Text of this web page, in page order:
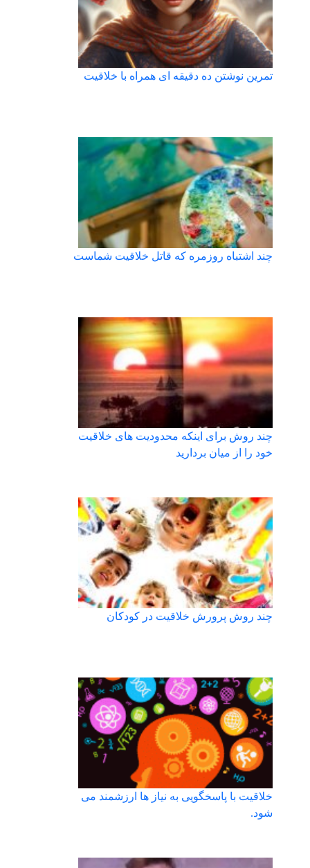
تمرین نوشتن ده دقیقه ای همراه با خلاقیت
چند اشتباه روزمره که قاتل خلاقیت شماست
چند روش برای اینکه محدودیت های خلاقیت
خود را از میان بردارید
چند روش پرورش خلاقیت در کودکان
خلاقیت با پاسخگویی به نیاز ها ارزشمند می
شود.